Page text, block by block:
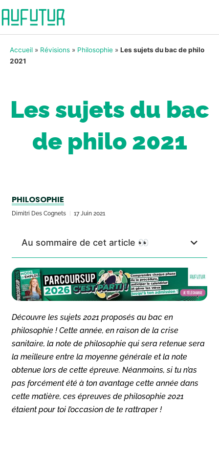
Accueil » Révisions » Philosophie » Les sujets du bac de philo
2021
Les sujets du bac
de philo 2021
PHILOSOPHIE
Dimitri Des Cognets 17 Juin 2021
Au sommaire de cet article 👀
Découvre les sujets 2021 proposés au bac en
philosophie ! Cette année, en raison de la crise
sanitaire, la note de philosophie qui sera retenue sera
la meilleure entre la moyenne générale et la note
obtenue lors de cette épreuve. Néanmoins, si tu n’as
pas forcément été à ton avantage cette année dans
cette matière, ces épreuves de philosophie 2021
étaient pour toi l’occasion de te rattraper !